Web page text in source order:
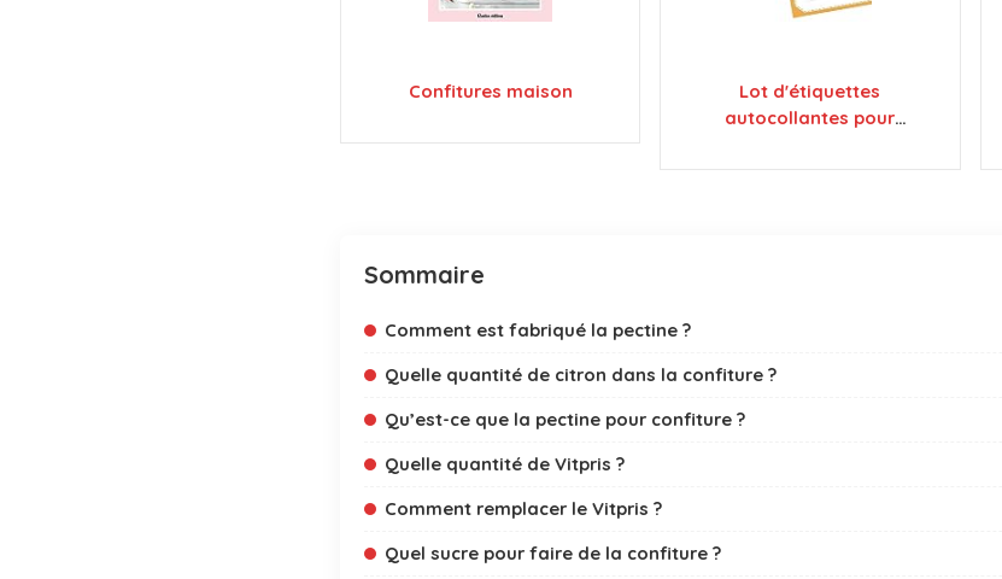
Confitures maison
Lot d'étiquettes
autocollantes pour
idéales pour l'étiquetage de
Sommaire
Comment est fabriqué la pectine ?
Quelle quantité de citron dans la confiture ?
Qu’est-ce que la pectine pour confiture ?
Quelle quantité de Vitpris ?
Comment remplacer le Vitpris ?
Quel sucre pour faire de la confiture ?